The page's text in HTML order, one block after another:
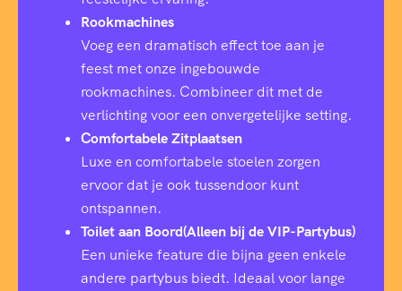
Rookmachines
Voeg een dramatisch effect toe aan je
feest met onze ingebouwde
rookmachines. Combineer dit met de
verlichting voor een onvergetelijke setting.
Comfortabele Zitplaatsen
Luxe en comfortabele stoelen zorgen
ervoor dat je ook tussendoor kunt
ontspannen.
Toilet aan Boord(Alleen bij de VIP-Partybus)
Een unieke feature die bijna geen enkele
andere partybus biedt. Ideaal voor lange